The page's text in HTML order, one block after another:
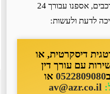
בניהול אינספור תיקי גירושין מורכבים, אספנו עבורך 24
לדעת ולעשות:
דיסקרטית, או
עם עורך דין
0522809080או
av@azr.co.il